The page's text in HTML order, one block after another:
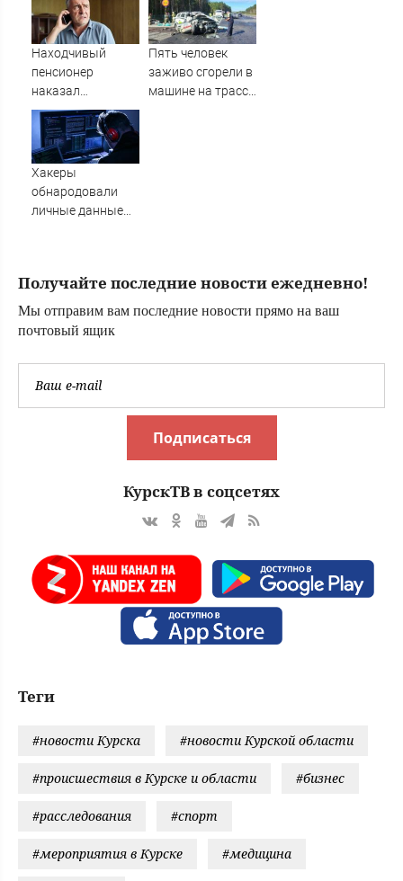
пронзительно
зачитал стихи
вместо рэпа: «У
и один шов — это
центров за
кибермошенничество
Находчивый
пенсионер
наказал
мошенников
изощренным
способом
Пять человек
заживо сгорели в
машине на трассе
Хакеры
обнародовали
личные данные
Новости на
Получайте последние новости ежедневно!
Мы отправим вам последние новости прямо на ваш
почтовый ящик
Подписаться
КурскТВ в соцсетях
Теги
#новости Курска #новости Курской области
#происшествия в Курске и области #бизнес
#расследования #спорт
#мероприятия в Курске #медицина